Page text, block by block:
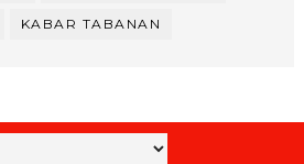
KABAR TABANAN